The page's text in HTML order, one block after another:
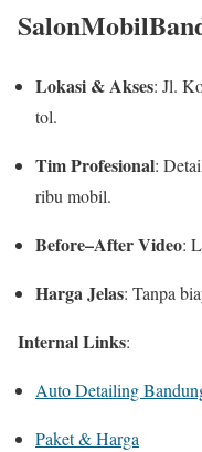
Lokasi & Akses: Jl.
tol.
Tim Profesional:
ribu mobil.
Before–After Video:
Harga Jelas: Tanpa
Internal Links:
Auto Detailing
Paket & Harga